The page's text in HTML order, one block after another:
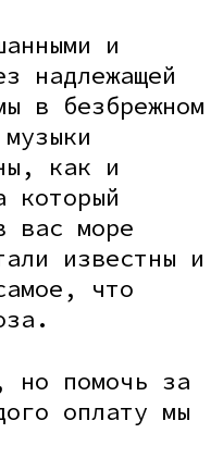
и
надлежащей
в безбрежном
как и
который
вас море
известны и
что
но помочь за
оплату мы